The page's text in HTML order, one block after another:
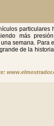
particulares
más
semana. Para
de la